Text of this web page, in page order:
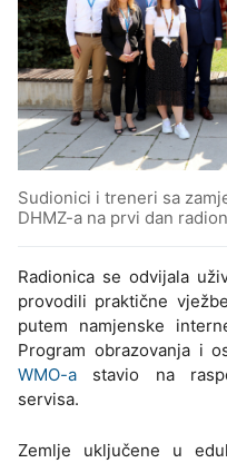
Sudionici i treneri sa
DHMZ-a na prvi dan
Radionica se odvijala
provodili praktične
putem namjenske
Program obrazovanja i
WMO-a stavio na
servisa.
Zemlje uključene u